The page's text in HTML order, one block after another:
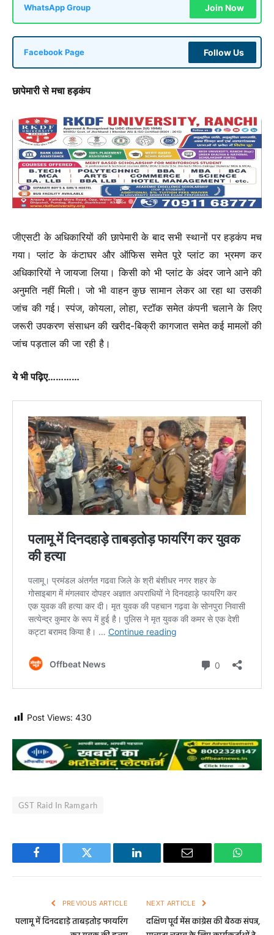
WhatsApp Group Join Now
Facebook Page Follow Us
छापेमारी से मचा हड़कंप
जीएसटी के अधिकारियों की छापेमारी के बाद सभी स्थानों पर हड़कंप मच
गया। प्लांट के कंटाघर और ऑफिस समेत पूरे प्लांट का भ्रमण कर
अधिकारियों ने जायजा लिया। किसी को भी प्लांट के अंदर जाने आने की
अनुमति नहीं मिली। जो भी वाहन कुछ सामान लेकर आ रहा था उसकी
जांच की गई। स्पंज, कोयला, लोहा, स्टॉक समेत कंपनी चलाने के लिए
जरूरी उपकरण संसाधन की खरीद-बिक्री कागजात समेत कई मामलों की
जांच पड़ताल की जा रही है।
ये भी पढ़िए…………
Post Views: 430
GST Raid In Ramgarh
Facebook Twitter LinkedIn Email
PREVIOUS ARTICLE
पलामू में दिनदहाड़े ताबड़तोड़ फायरिंग
NEXT ARTICLE
दक्षिण पूर्व मेंस कांग्रेस की बैठक संपन्न,